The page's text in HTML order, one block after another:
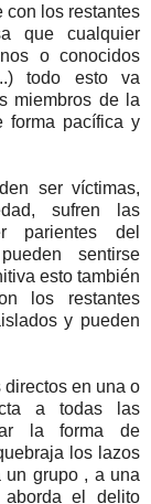
con los restantes
que cualquier
o conocidos
todo esto va
miembros de la
forma pacífica y
ser víctimas,
sufren las
parientes del
sentirse
esto también
los restantes
y pueden
en una o
a todas las
la forma de
los lazos
un grupo , a una
aborda el delito